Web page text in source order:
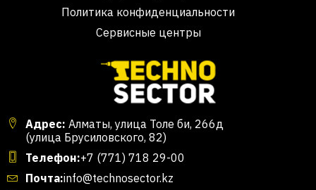
Политика конфиденциальности
Сервисные центры
Адрес: Алматы, улица Толе би, 266д
(улица Брусиловского, 82)
Телефон:+7 (771) 718 29-00
Почта:info@technosector.kz